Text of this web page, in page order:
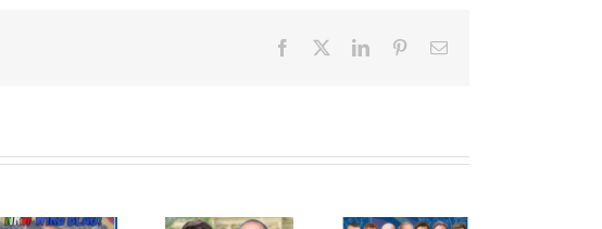
Facebook LinkedInPinterest
E-